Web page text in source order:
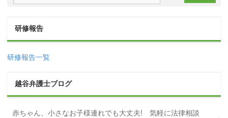
研修報告
研修報告一覧
越谷弁護士ブログ
赤ちゃん、小さなお子様連れでも大丈夫! 気軽に法律相談